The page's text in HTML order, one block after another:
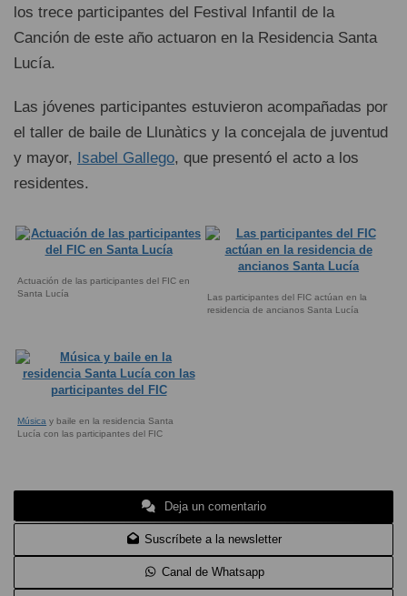
los trece participantes del Festival Infantil de la
Canción de este año actuaron en la Residencia Santa
Lucía.
Las jóvenes participantes estuvieron acompañadas por
el taller de baile de Llunàtics y la concejala de juventud
y mayor, Isabel Gallego, que presentó el acto a los
residentes.
Actuación de las participantes del FIC en
Santa Lucía
Las participantes del FIC actúan en la
residencia de ancianos Santa Lucía
Música y baile en la residencia Santa
Lucía con las participantes del FIC
Deja un comentario
Suscríbete a la newsletter
Canal de Whatsapp